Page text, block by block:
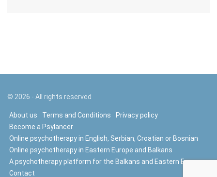
© 2026 - All rights reserved
About us Terms and Conditions
Privacy policy
Become a Psylancer
Online psychotherapy in English, Serbian, Croatian or Bosnian
Online psychotherapy in Eastern Europe and Balkans
A psychotherapy platform for the Balkans and Eastern Europe
Contact